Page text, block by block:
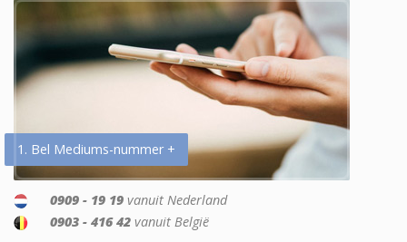
1. Bel Mediums-nummer +
0909 - 19 19 vanuit Nederland
0903 - 416 42 vanuit België